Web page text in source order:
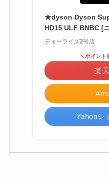
★dyson Dyson
HD15 ULF BNBC [
ディーライズ2号店
＼ポイント
楽
Yahooシ